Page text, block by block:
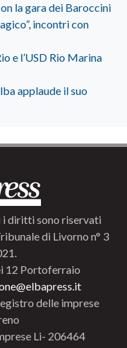
la gara dei Baroccini
incontri con
e l’USD Rio Marina
applaude il suo
i diritti sono riservati
di Livorno n° 3
12 Portoferraio
delle imprese
Li- 206464